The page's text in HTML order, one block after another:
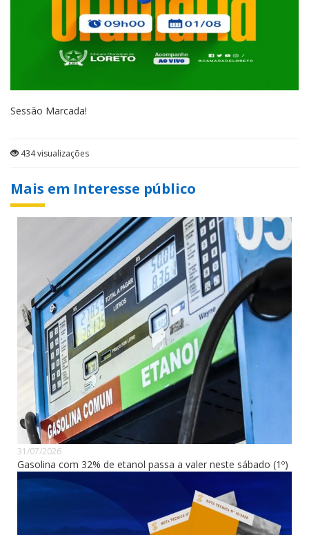
Sessão Marcada!
434 visualizações
Mais em Interesse público
31/07/2026
Gasolina com 32% de etanol passa a valer neste sábado (1º)